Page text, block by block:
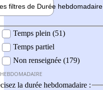
filtres de Durée hebdomadaire
Temps plein (51)
Temps partiel
Non renseignée (179)
la durée hebdomadaire :